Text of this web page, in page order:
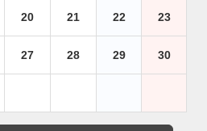
20 21 22 23
27 28 29 30